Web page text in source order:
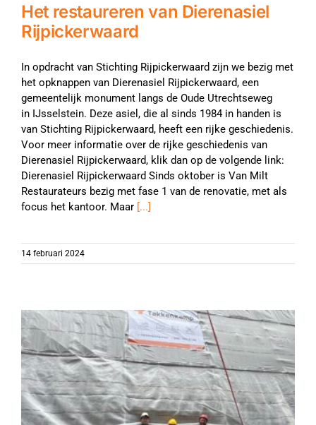
Het restaureren van Dierenasiel
Rijpickerwaard
In opdracht van Stichting Rijpickerwaard zijn we bezig met
het opknappen van Dierenasiel Rijpickerwaard, een
gemeentelijk monument langs de Oude Utrechtseweg
in IJsselstein. Deze asiel, die al sinds 1984 in handen is
van Stichting Rijpickerwaard, heeft een rijke geschiedenis.
Voor meer informatie over de rijke geschiedenis van
Dierenasiel Rijpickerwaard, klik dan op de volgende link:
Dierenasiel Rijpickerwaard Sinds oktober is Van Milt
Restaurateurs bezig met fase 1 van de renovatie, met als
focus het kantoor. Maar [...]
14 februari 2024